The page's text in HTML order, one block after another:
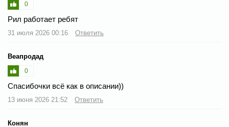
0
Рил работает ребят
31 июля 2026 00:16 Ответить
Веапродад
0
Спасибочки всё как в описании))
13 июня 2026 21:52 Ответить
Конян